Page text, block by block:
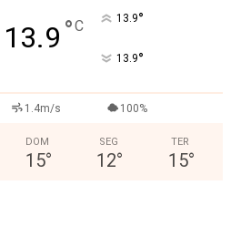
13.9 °C 13.9°
13.9°
1.4m/s 100%
DOM
15°
SEG
12°
TER
15°